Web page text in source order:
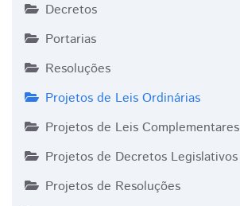
Decretos
Portarias
Resoluções
Projetos de Leis Ordinárias
Projetos de Leis Complementares
Projetos de Decretos Legislativos
Projetos de Resoluções